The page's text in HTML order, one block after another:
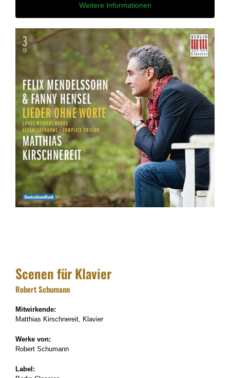
Weitere Informationen
Scenen für Klavier
Robert Schumann
Mitwirkende:
Matthias Kirschnereit, Klavier
Werke von:
Robert Schumann
Label: